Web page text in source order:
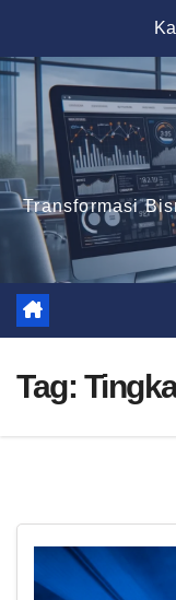
content
Transformasi
Tag: